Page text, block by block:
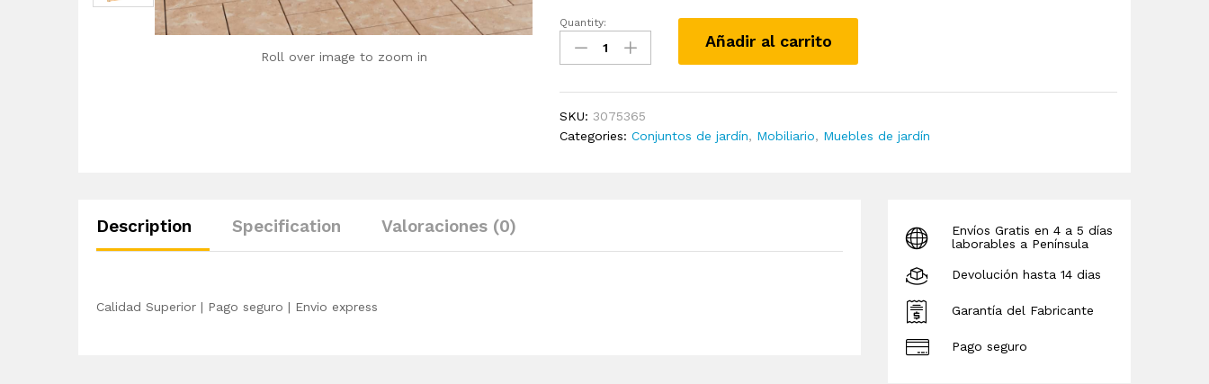
Roll over image to zoom in
Juego
muebles
5
piezas
Quantity:
Añadir al carrito
SKU:3075365
Categories:Conjuntos de jardín, Mobiliario, Muebles de jardín
Description Specification Valoraciones (0)
Calidad Superior | Pago seguro | Envio express
Envíos Gratis en 4 a 5 días
laborables a Península
Devolución hasta 14 dias
Garantía del Fabricante
Pago seguro